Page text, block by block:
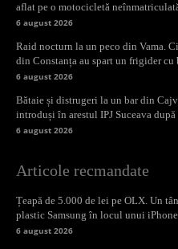
aflat pe o motocicletă
6 august 2026
Raid nocturn la un peco din Vama.
din Constanța au spart un frigider cu
6 august 2026
Bătaie și distrugeri la un bar din
introduși în arestul IPJ Suceava
6 august 2026
Articole recmandate
Țeapă de 5.000 de lei pe OLX. Un
plastic Samsung în locul unui
6 august 2026